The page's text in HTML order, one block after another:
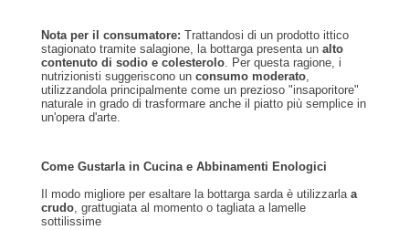
Nota per il consumatore: Trattandosi di un prodotto ittico
stagionato tramite salagione, la bottarga presenta un alto
contenuto di sodio e colesterolo. Per questa ragione, i
nutrizionisti suggeriscono un consumo moderato,
utilizzandola principalmente come un prezioso "insaporitore"
naturale in grado di trasformare anche il piatto più semplice in
un'opera d'arte.
Come Gustarla in Cucina e Abbinamenti Enologici
Il modo migliore per esaltare la bottarga sarda è utilizzarla a
crudo, grattugiata al momento o tagliata a lamelle
sottilissime